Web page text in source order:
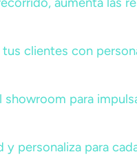
clientes con
para
personaliza para